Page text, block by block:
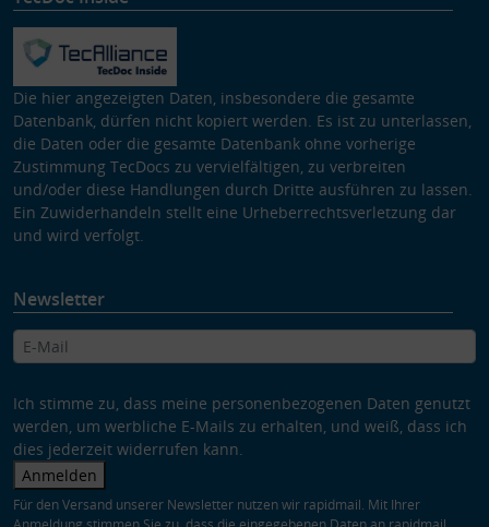
Die hier angezeigten Daten, insbesondere die gesamte
Datenbank, dürfen nicht kopiert werden. Es ist zu unterlassen,
die Daten oder die gesamte Datenbank ohne vorherige
Zustimmung TecDocs zu vervielfältigen, zu verbreiten
und/oder diese Handlungen durch Dritte ausführen zu lassen.
Ein Zuwiderhandeln stellt eine Urheberrechtsverletzung dar
und wird verfolgt.
Newsletter
Ich stimme zu, dass meine personenbezogenen Daten genutzt
werden, um werbliche E-Mails zu erhalten, und weiß, dass ich
dies jederzeit widerrufen kann.
Anmelden
Für den Versand unserer Newsletter nutzen wir rapidmail. Mit Ihrer